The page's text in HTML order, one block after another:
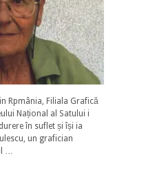
Rpmânia, Filiala Grafică
Național al Satului i
în suflet și își ia
un grafician
…